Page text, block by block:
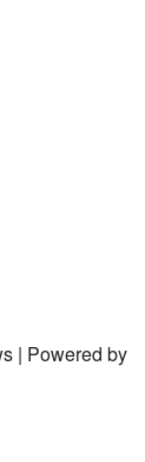
| Powered by